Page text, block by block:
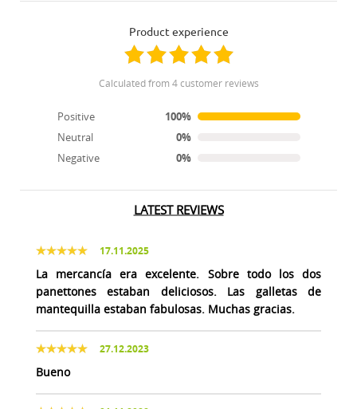
product experience
calculated from 4 customer reviews
Positive
100%
Neutral
0%
Negative
0%
LATEST REVIEWS
17.11.2025
La mercancía era excelente. Sobre todo los dos
panettones estaban deliciosos. Las galletas de
mantequilla estaban fabulosas. Muchas gracias.
27.12.2023
Bueno